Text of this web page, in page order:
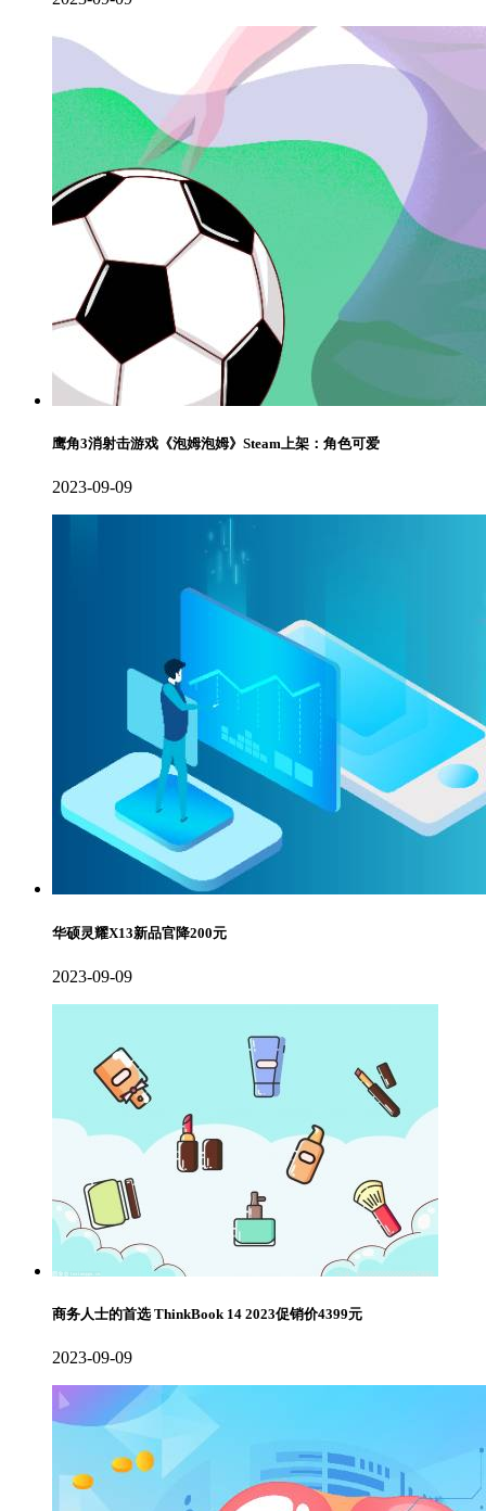
鹰角3消射击游戏《泡姆泡姆》Steam上架：角色可爱
2023-09-09
华硕灵耀X13新品官降200元
2023-09-09
商务人士的首选 ThinkBook 14 2023促销价4399元
2023-09-09